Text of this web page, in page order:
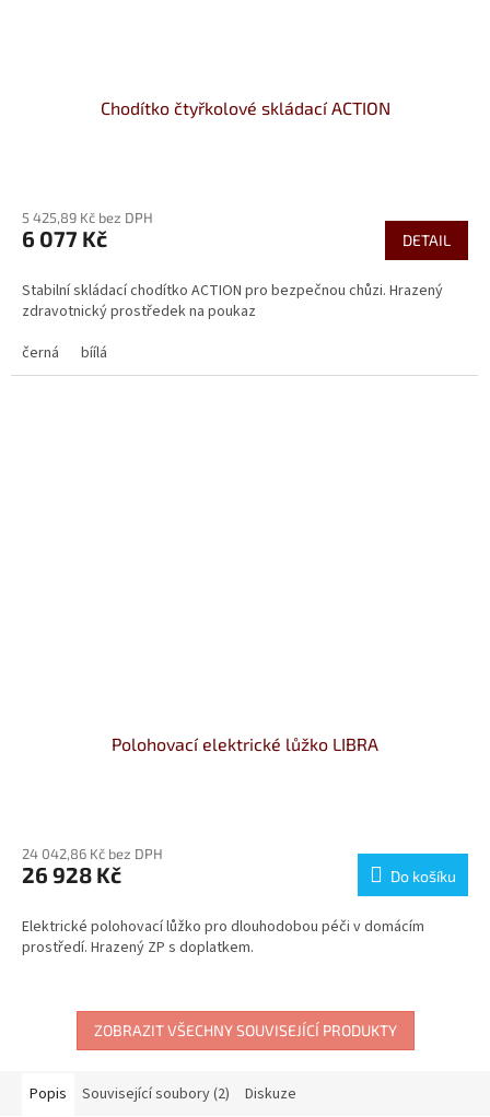
Chodítko čtyřkolové skládací ACTION
produktu
je
z
5
5 425,89 Kč bez DPH
6 077 Kč DETAIL
Stabilní skládací chodítko ACTION pro bezpečnou chůzi. Hrazený
zdravotnický prostředek na poukaz
černá
bíílá
Polohovací elektrické lůžko LIBRA
produktu
je
z
5
hvězdiček.
24 042,86 Kč bez DPH
26 928 Kč Do košíku
Elektrické polohovací lůžko pro dlouhodobou péči v domácím
prostředí. Hrazený ZP s doplatkem.
ZOBRAZIT VŠECHNY SOUVISEJÍCÍ PRODUKTY
Popis Související soubory (2) Diskuze